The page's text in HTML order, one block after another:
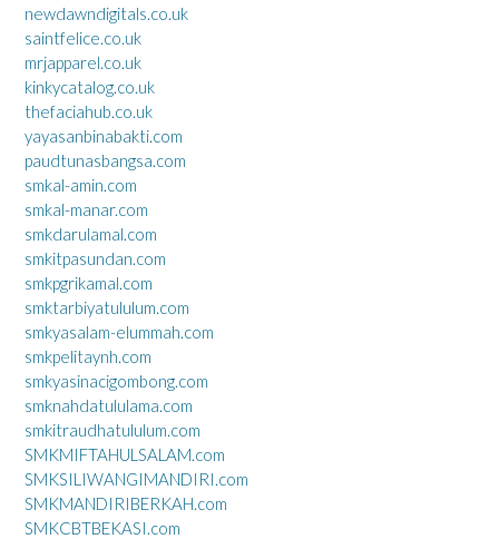
newdawndigitals.co.uk
saintfelice.co.uk
mrjapparel.co.uk
kinkycatalog.co.uk
thefaciahub.co.uk
yayasanbinabakti.com
paudtunasbangsa.com
smkal-amin.com
smkal-manar.com
smkdarulamal.com
smkitpasundan.com
smkpgrikamal.com
smktarbiyatululum.com
smkyasalam-elummah.com
smkpelitaynh.com
smkyasinacigombong.com
smknahdatululama.com
smkitraudhatululum.com
SMKMIFTAHULSALAM.com
SMKSILIWANGIMANDIRI.com
SMKMANDIRIBERKAH.com
SMKCBTBEKASI.com